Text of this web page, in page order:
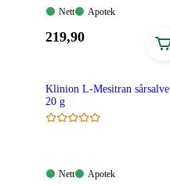
Nett:
Nett
Apotek:
Apotek
Pris:
219,90
Klinion L-Mesitran sårsalve
20 g
Nett:
Nett
Apotek:
Apotek